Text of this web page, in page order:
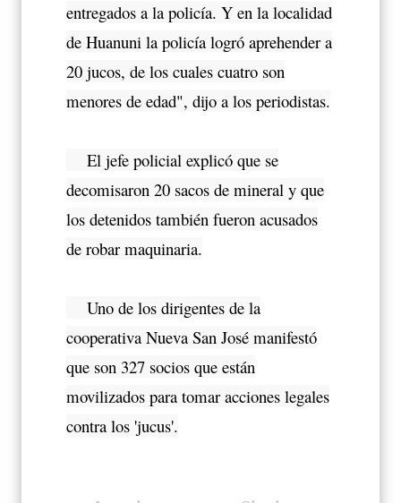
entregados a la policía. Y en la localidad
de Huanuni la policía logró aprehender a
20 jucos, de los cuales cuatro son
menores de edad", dijo a los periodistas.
El jefe policial explicó que se
decomisaron 20 sacos de mineral y que
los detenidos también fueron acusados
de robar maquinaria.
Uno de los dirigentes de la
cooperativa Nueva San José manifestó
que son 327 socios que están
movilizados para tomar acciones legales
contra los 'jucus'.